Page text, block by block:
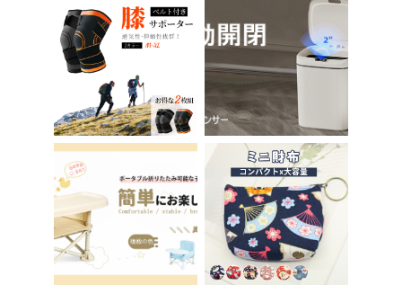
椅子 在家办公 Asher
Brilliant C-56
马桶训练 免邮 踏步器
厕所